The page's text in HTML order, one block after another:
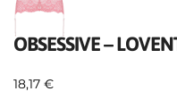
OBSESSIVE –
18,17 €